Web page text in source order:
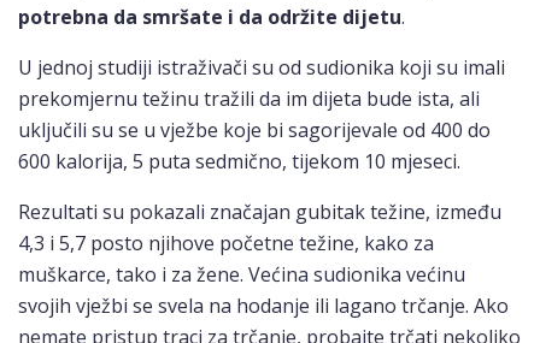
potrebna da smršate i da održite dijetu.
U jednoj studiji istraživači su od sudionika koji su imali
prekomjernu težinu tražili da im dijeta bude ista, ali
uključili su se u vježbe koje bi sagorijevale od 400 do
600 kalorija, 5 puta sedmično, tijekom 10 mjeseci.
Rezultati su pokazali značajan gubitak težine, između
4,3 i 5,7 posto njihove početne težine, kako za
muškarce, tako i za žene. Većina sudionika većinu
svojih vježbi se svela na hodanje ili lagano trčanje. Ako
nemate pristup traci za trčanje, probajte trčati nekoliko